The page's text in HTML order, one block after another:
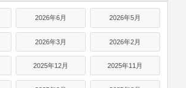
2026年6月 2026年5月
2026年3月 2026年2月
2025年12月 2025年11月